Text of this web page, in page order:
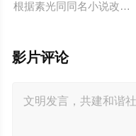
根据素光同同名小说改编
影片评论